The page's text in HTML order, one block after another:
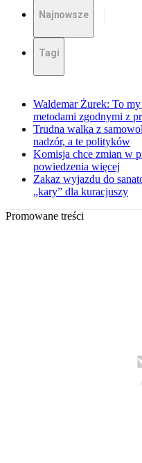
Najnowsze
Tagi
Waldemar Żurek: To
metodami zgodnymi z
Trudna walka z
nadzór, a te polityków
Komisja chce zmian w
powiedzenia więcej
Zakaz wyjazdu do
„kary” dla kuracjuszy
Promowane treści